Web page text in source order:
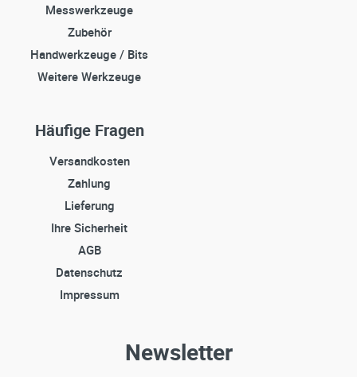
Messwerkzeuge
Zubehör
Handwerkzeuge / Bits
Weitere Werkzeuge
Häufige Fragen
Versandkosten
Zahlung
Lieferung
Ihre Sicherheit
AGB
Datenschutz
Impressum
Newsletter